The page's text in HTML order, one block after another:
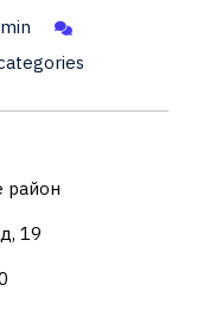
район
19